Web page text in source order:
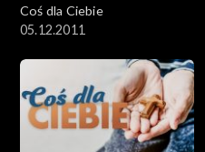
Coś dla Ciebie
05.12.2011